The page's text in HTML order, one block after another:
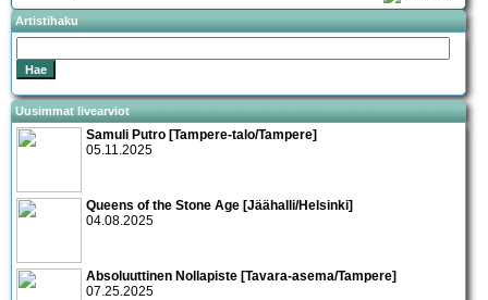
Artistihaku
Uusimmat livearviot
Samuli Putro [Tampere-talo/Tampere]
05.11.2025
Queens of the Stone Age [Jäähalli/Helsinki]
04.08.2025
Absoluuttinen Nollapiste [Tavara-asema/Tampere]
07.25.2025